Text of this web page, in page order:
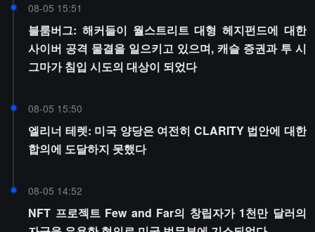
08-05 15:51
블룸버그: 해커들이 월스트리트 대형 헤지펀드에 대한
사이버 공격 물결을 일으키고 있으며, 캐슬 증권과 투 시
그마가 침입 시도의 대상이 되었다
08-05 15:50
엘리너 테렛: 미국 양당은 여전히 CLARITY 법안에 대한
합의에 도달하지 못했다
08-05 14:52
NFT 프로젝트 Few and Far의 창립자가 1천만 달러의